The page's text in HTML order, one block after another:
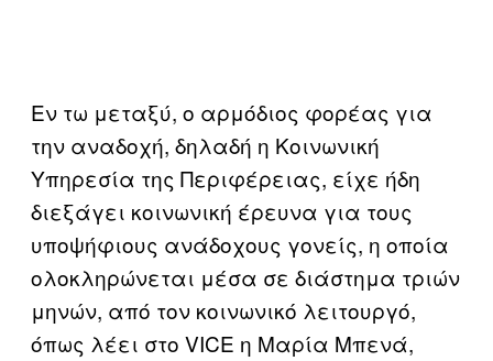
Εν τω μεταξύ, ο αρμόδιος φορέας για
την αναδοχή, δηλαδή η Κοινωνική
Υπηρεσία της Περιφέρειας, είχε ήδη
διεξάγει κοινωνική έρευνα για τους
υποψήφιους ανάδοχους γονείς, η οποία
ολοκληρώνεται μέσα σε διάστημα τριών
μηνών, από τον κοινωνικό λειτουργό,
όπως λέει στο VICE η Μαρία Μπενά,